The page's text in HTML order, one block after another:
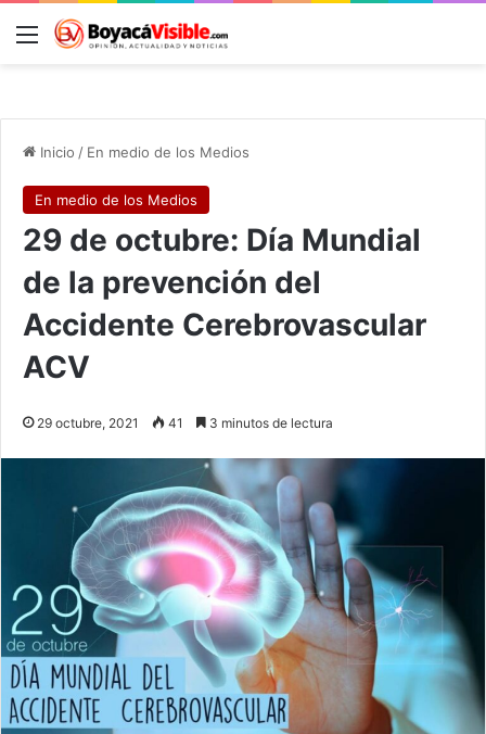
Menú
Inicio / En medio de los Medios
En medio de los Medios
29 de octubre: Día Mundial
de la prevención del
Accidente Cerebrovascular
ACV
29 octubre, 2021 41 3 minutos de lectura